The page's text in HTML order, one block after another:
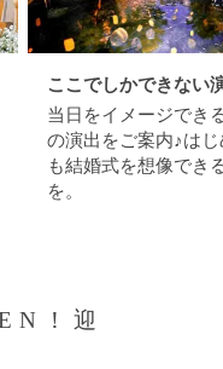
ここでしかできない
当日をイメージでき
の演出をご案内♪は
も結婚式を想像でき
を。
！迎